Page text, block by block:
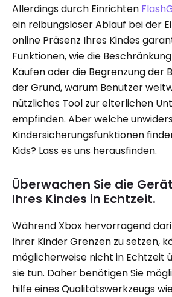
Allerdings durch Einrichten
ein reibungsloser Ablauf bei der
online Präsenz Ihres Kindes
Funktionen, wie die
Käufen oder die Begrenzung der
der Grund, warum Benutzer
nützliches Tool zur elterlichen
empfinden. Aber welche
Kindersicherungsfunktionen
Kids? Lass es uns herausfinden.
Überwachen Sie die
Ihres Kindes in Echtzeit.
Während Xbox hervorragend
Ihrer Kinder Grenzen zu setzen,
möglicherweise nicht in Echtzeit
sie tun. Daher benötigen Sie
hilfe eines Qualitätswerkzeugs